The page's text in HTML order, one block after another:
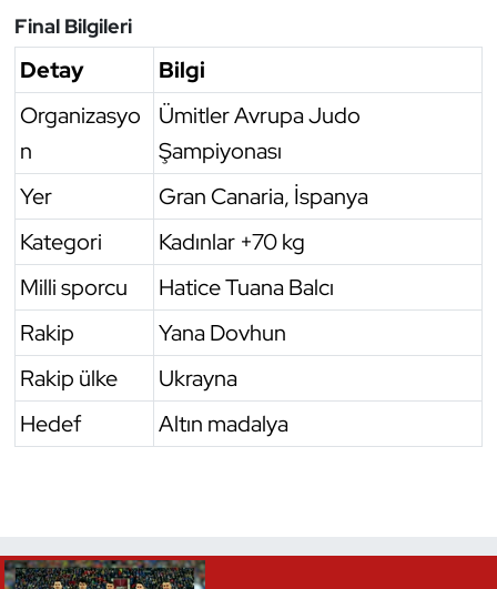
Final Bilgileri
Detay
Bilgi
Organizasyo
n
Ümitler Avrupa Judo
Şampiyonası
Yer
Gran Canaria, İspanya
Kategori
Kadınlar +70 kg
Milli sporcu
Hatice Tuana Balcı
Rakip
Yana Dovhun
Rakip ülke
Ukrayna
Hedef
Altın madalya
Triatlon
Voleybol
Vücut Geliştirme Fitness
Wushu Kungfu
Yelken
Yüzme